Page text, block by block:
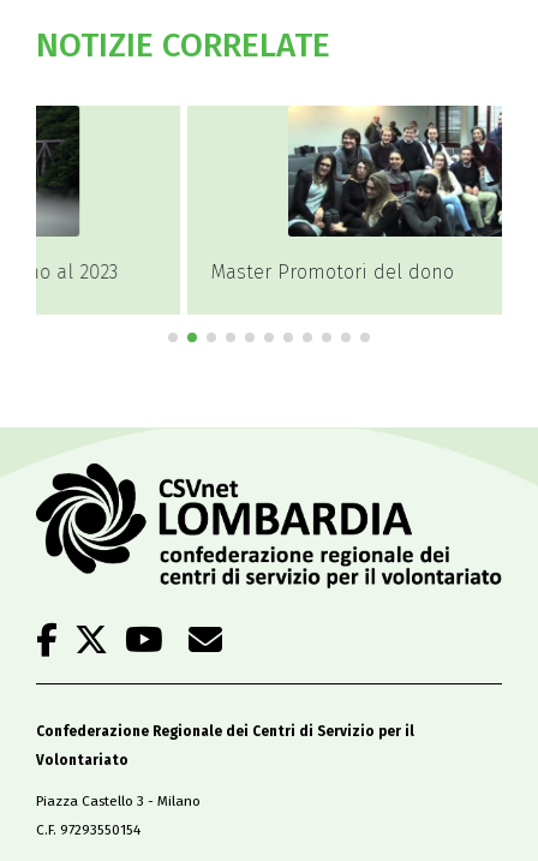
NOTIZIE CORRELATE
Master Promotori del dono
Confederazione Regionale dei Centri di Servizio per il
Volontariato
Piazza Castello 3 - Milano
C.F. 97293550154